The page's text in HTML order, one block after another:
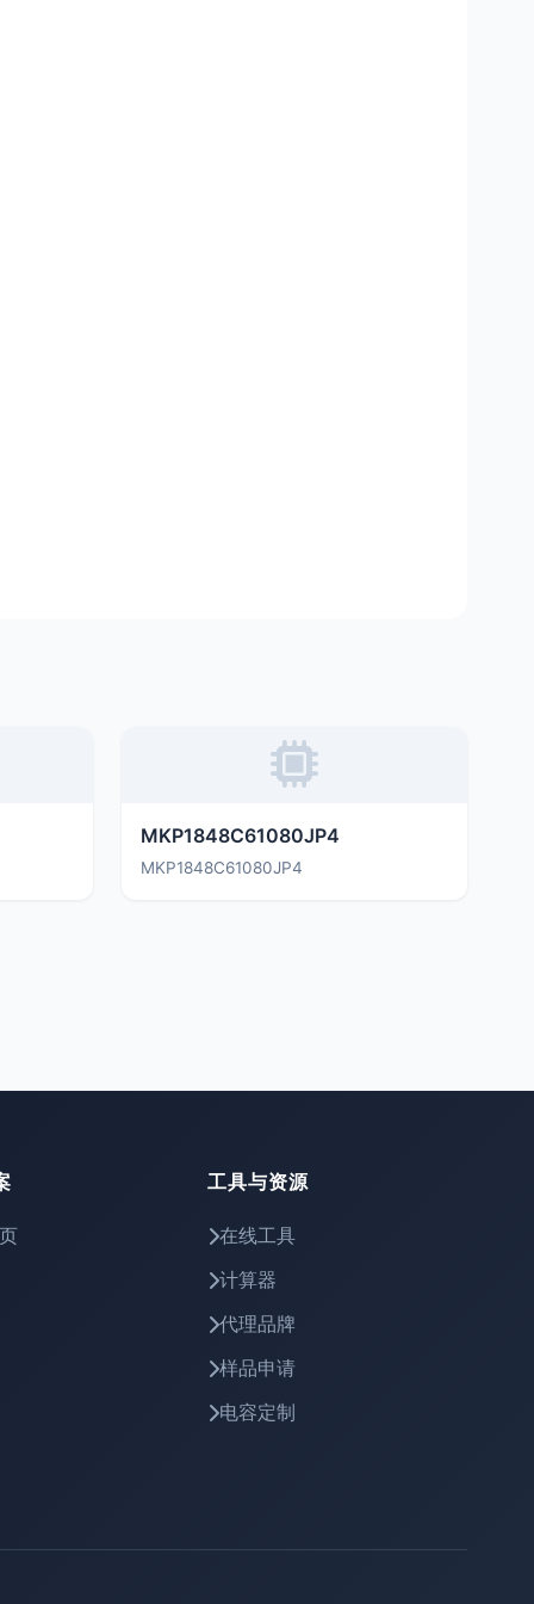
MKP1848C61080JP4
MKP1848C61080JP4
工具与资源
在线工具
计算器
代理品牌
样品申请
电容定制